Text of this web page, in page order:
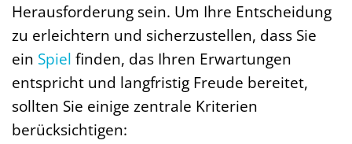
Herausforderung sein. Um Ihre Entscheidung
zu erleichtern und sicherzustellen, dass Sie
ein Spiel finden, das Ihren Erwartungen
entspricht und langfristig Freude bereitet,
sollten Sie einige zentrale Kriterien
berücksichtigen: